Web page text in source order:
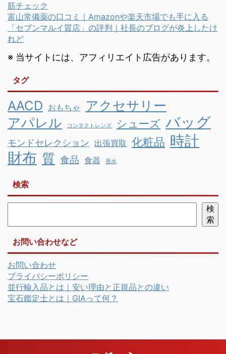
筋チェック
富山常備薬の口コミ｜Amazonや楽天市場でも手に入る
「セブンマルイ質店」の評判｜社長のブログが炎上したけ
れど
※ 当サイトには、アフィリエイト広告があります。
タグ
AACD おもちゃ
アクセサリー
アパレル
コンタクトレンズ シューズ バッグ
モンドセレクション 出張買取 化粧品 時計
財布 質 食品 食器 香水
検索
検
索
お問い合わせなど
お問い合わせ
プライバシーポリシー
並行輸入品とは｜安い理由と正規品との違い
宝石鑑定士とは｜GIAって何？